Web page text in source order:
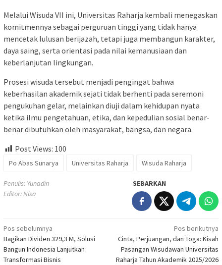
Melalui Wisuda VII ini, Universitas Raharja kembali menegaskan
komitmennya sebagai perguruan tinggi yang tidak hanya
mencetak lulusan berijazah, tetapi juga membangun karakter,
daya saing, serta orientasi pada nilai kemanusiaan dan
keberlanjutan lingkungan.
Prosesi wisuda tersebut menjadi pengingat bahwa
keberhasilan akademik sejati tidak berhenti pada seremoni
pengukuhan gelar, melainkan diuji dalam kehidupan nyata
ketika ilmu pengetahuan, etika, dan kepedulian sosial benar-
benar dibutuhkan oleh masyarakat, bangsa, dan negara.
Post Views: 100
Po Abas Sunarya Universitas Raharja Wisuda Raharja
Penulis: Yunadin
Editor: Nisa
SEBARKAN
Navigasi
pos
Pos sebelumnya
Bagikan Dividen 329,3 M, Solusi
Bangun Indonesia Lanjutkan
Transformasi Bisnis
Pos berikutnya
Cinta, Perjuangan, dan Toga: Kisah
Pasangan Wisudawan Universitas
Raharja Tahun Akademik 2025/2026